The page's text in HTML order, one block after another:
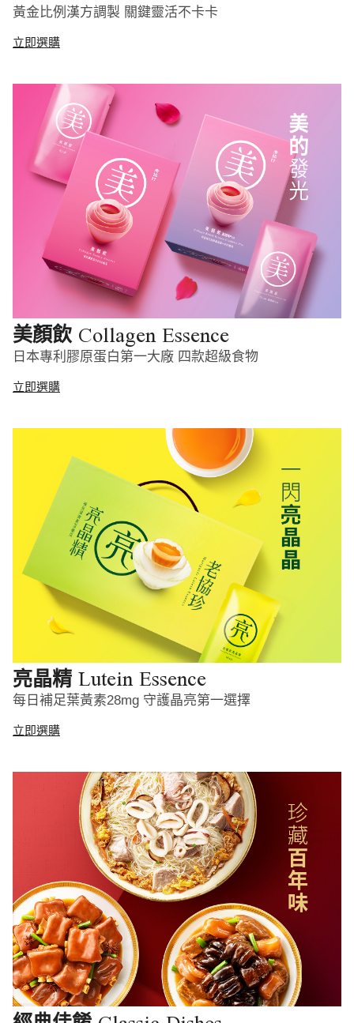
黃金比例漢方調製 關鍵靈活不卡卡
立即選購
美顏飲 Collagen Essence
日本專利膠原蛋白第一大廠 四款超級食物
立即選購
亮晶精 Lutein Essence
每日補足葉黃素28mg 守護晶亮第一選擇
立即選購